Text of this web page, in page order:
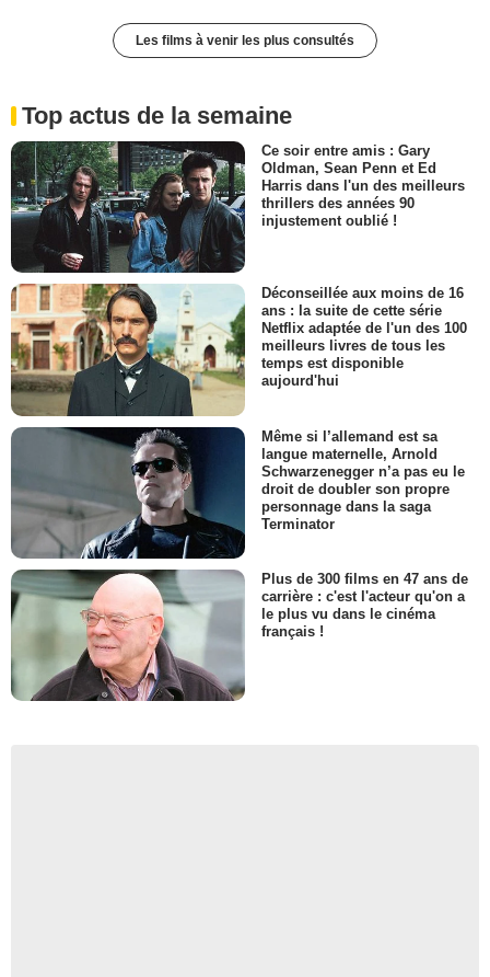
Les films à venir les plus consultés
Top actus de la semaine
Ce soir entre amis : Gary
Oldman, Sean Penn et Ed
Harris dans l'un des meilleurs
thrillers des années 90
injustement oublié !
Déconseillée aux moins de 16
ans : la suite de cette série
Netflix adaptée de l'un des 100
meilleurs livres de tous les
temps est disponible
aujourd'hui
Même si l’allemand est sa
langue maternelle, Arnold
Schwarzenegger n’a pas eu le
droit de doubler son propre
personnage dans la saga
Terminator
Plus de 300 films en 47 ans de
carrière : c'est l'acteur qu'on a
le plus vu dans le cinéma
français !